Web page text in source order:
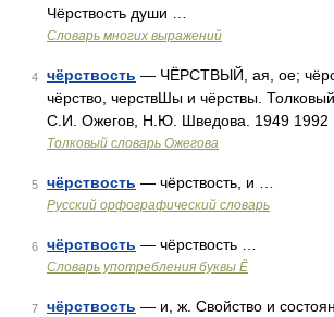
Чёрствость души …
Словарь многих выражений
4 чёрствость — ЧЁРСТВЫЙ, ая, ое;
чёрство, черствШы и чёрствы.
С.И. Ожегов, Н.Ю. Шведова. 1949 1992
Толковый словарь Ожегова
5 чёрствость — чёрствость, и …
Русский орфографический словарь
6 чёрствость — чёрствость …
Словарь употребления буквы Ё
7 чёрствость — и, ж. Свойство и